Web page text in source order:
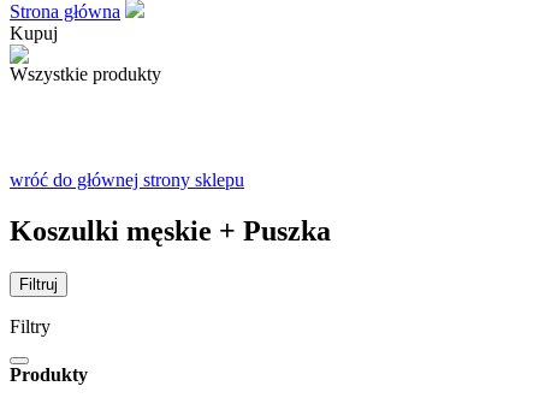
Strona główna
Kupuj
Wszystkie produkty
wróć do głównej strony sklepu
Koszulki męskie + Puszka
Filtruj
Filtry
Produkty